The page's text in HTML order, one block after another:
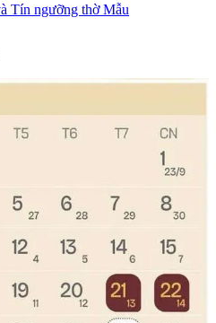
Tín ngưỡng thờ Mẫu